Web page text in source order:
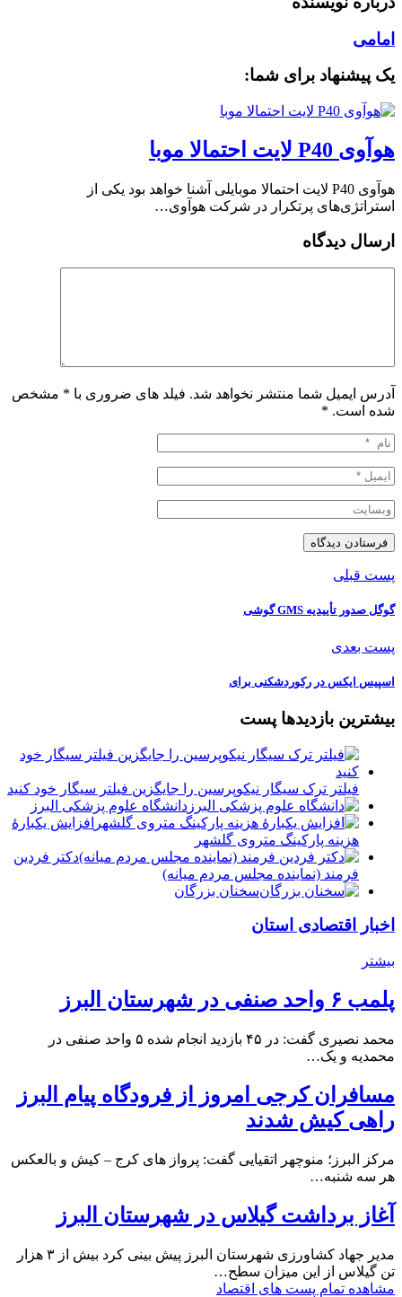
امامی
یک پیشنهاد برای شما:
هوآوی P40 لایت احتمالا موبا
هوآوی P40 لایت احتمالا موبایلی آشنا خواهد بود یکی از
استراتژی‌های پرتکرار در شرکت هوآوی…
ارسال دیدگاه
آدرس ایمیل شما منتشر نخواهد شد. فیلد های ضروری با * مشخص
شده است. *
پست قبلی
گوگل صدور تأییدیه‌ GMS گوشی‌
پست بعدی
اسپیس ایکس در رکوردشکنی برای
بیشترین بازدیدها پست
فیلتر ترک سیگار نیکوپرسین را جایگزین فیلتر سیگار خود کنید
دانشگاه علوم پزشکی البرز
افزایش یکبارۀ
هزینه پارکینگ متروی گلشهر
دكتر فردين
فرمند (نماينده مجلس مردم میانه)
سخنان بزرگان
اخبار اقتصادی استان
بیشتر
پلمب ۶ واحد صنفی در شهرستان البرز
محمد نصیری گفت: در ۴۵ بازدید انجام شده ۵ واحد صنفی در
محمدیه و یک…
مسافران کرجی امروز از فرودگاه پیام البرز
راهی کیش شدند
مرکز البرز؛ منوچهر اتقیایی گفت: پرواز های کرج – کیش و بالعکس
هر سه شنبه…
آغاز برداشت گیلاس در شهرستان البرز
مدیر جهاد کشاورزی شهرستان البرز پیش بینی کرد بیش از ۳ هزار
تن گیلاس از این میزان سطح…
مشاهده تمام پست های اقتصاد